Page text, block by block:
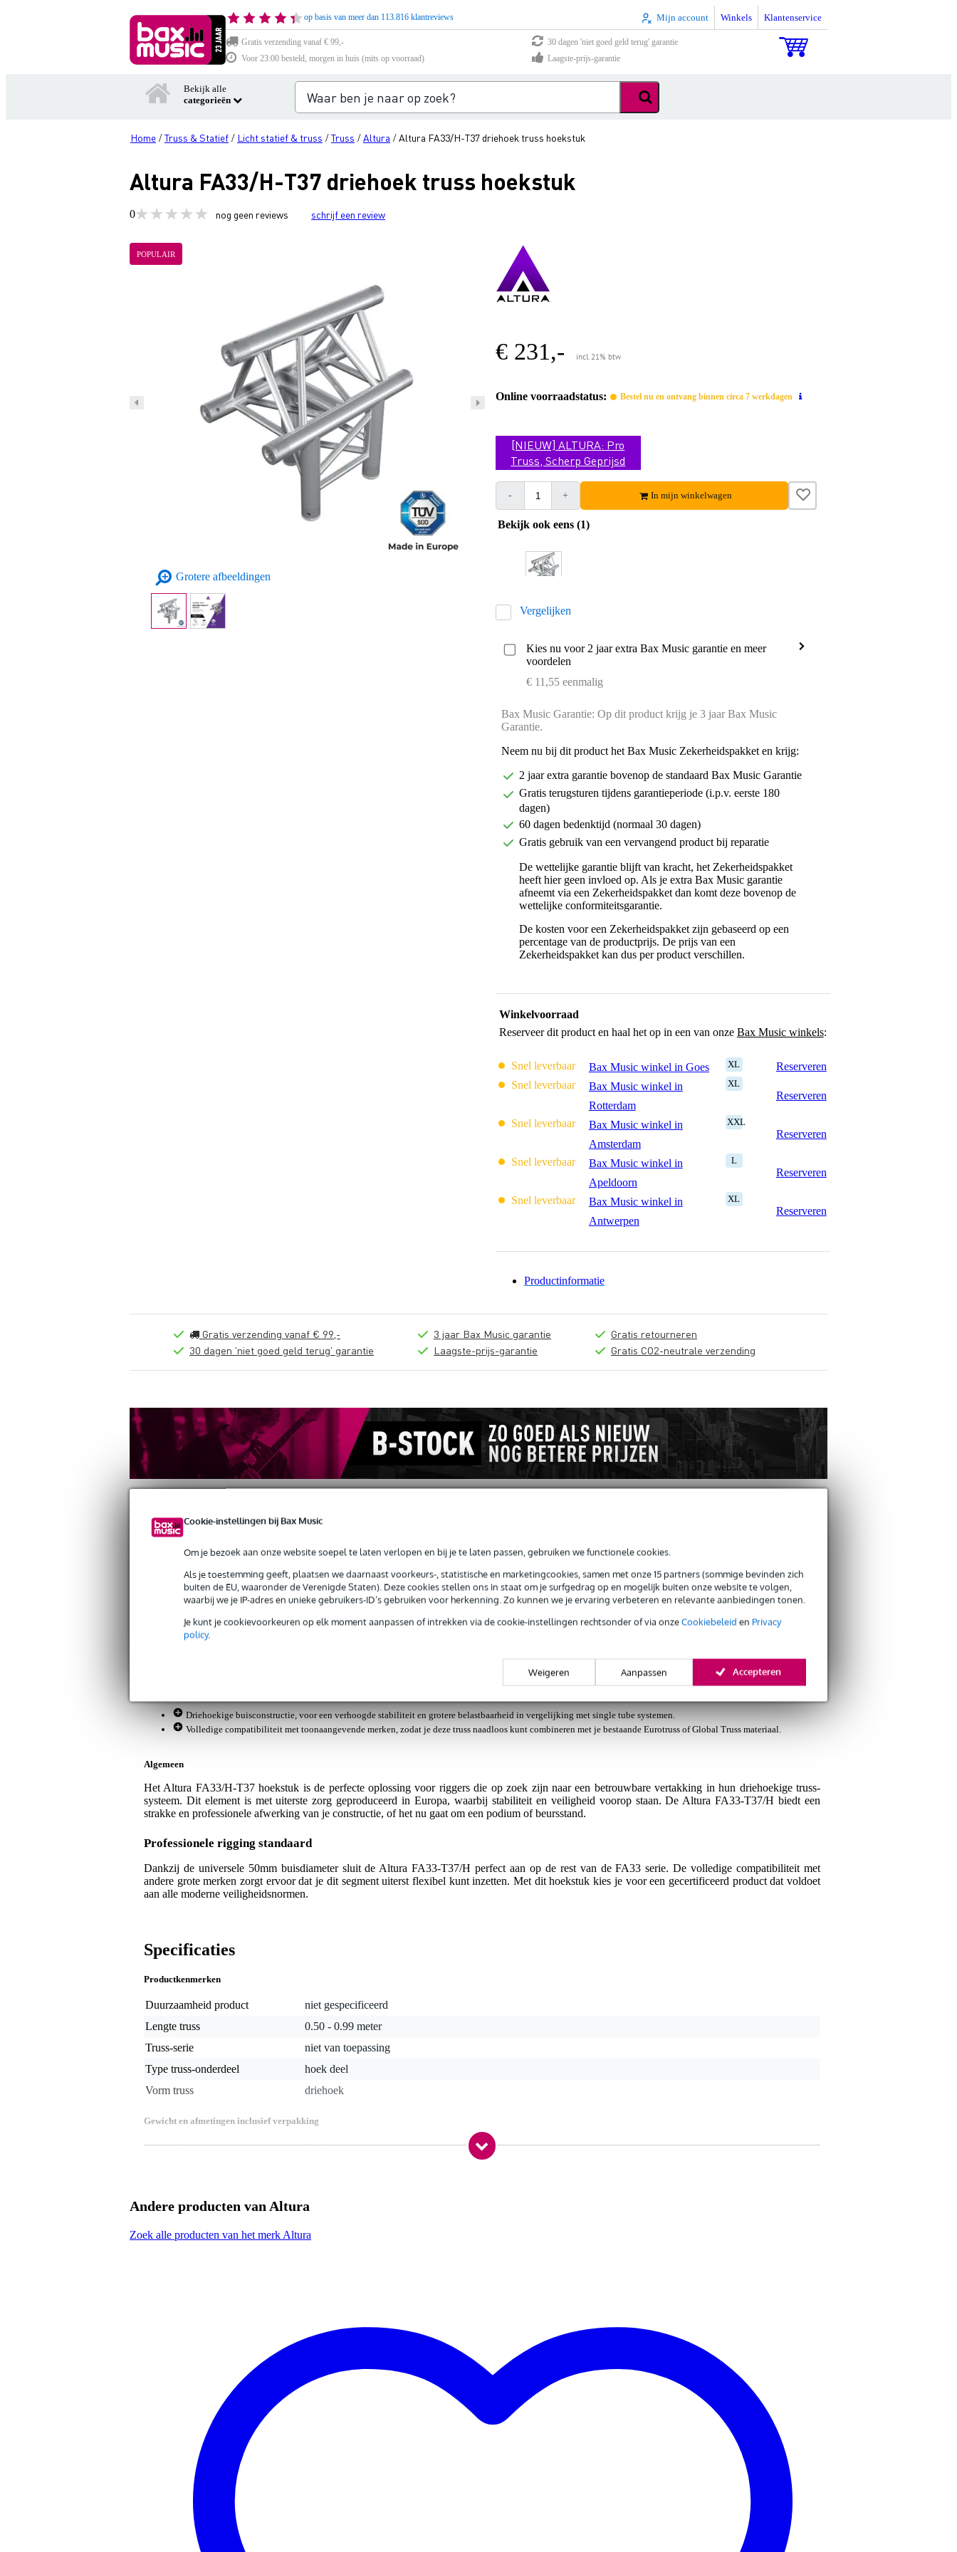
Cookie-instellingen bij Bax Music
Om je bezoek aan onze website soepel te laten verlopen en bij je te laten passen, gebruiken we functionele cookies.
Als je toestemming geeft, plaatsen we daarnaast voorkeurs-, statistische en marketingcookies, samen met onze 15 partners (sommige bevinden zich
buiten de EU, waaronder de Verenigde Staten). Deze cookies stellen ons in staat om je surfgedrag op en mogelijk buiten onze website te volgen,
waarbij we je IP-adres en unieke gebruikers-ID’s gebruiken voor herkenning. Zo kunnen we je ervaring verbeteren en relevante aanbiedingen tonen.
Je kunt je cookievoorkeuren op elk moment aanpassen of intrekken via de cookie-instellingen rechtsonder of via onzeCookiebeleid en Privacy
policy.
Weigeren Aanpassen Accepteren
op basis van meer dan 113.816 klantreviews Mijn account Winkels Klantenservice
Gratis verzending vanaf € 99,-
30 dagen 'niet goed geld terug' garantie
Voor 23:00 besteld, morgen in huis (mits op voorraad)
Laagste-prijs-garantie
Bekijk alle
categorieën
Home /Truss & Statief / Licht statief & truss /Truss /Altura /Altura FA33/H-T37 driehoek truss hoekstuk
Altura FA33/H-T37 driehoek truss hoekstuk
0 nog geen reviews schrijf een review
POPULAIR
Grotere afbeeldingen
€ 231,- incl. 21% btw
Online voorraadstatus: Bestel nu en ontvang binnen circa 7 werkdagen
[NIEUW] ALTURA: Pro
Truss, Scherp Geprijsd
- + In mijn winkelwagen
Bekijk ook eens (1)
Vergelijken
Kies nu voor 2 jaar extra Bax Music garantie en meer
voordelen
€ 11,55 eenmalig
Bax Music Garantie: Op dit product krijg je 3 jaar Bax Music
Garantie.
Neem nu bij dit product het Bax Music Zekerheidspakket en krijg:
2 jaar extra garantie bovenop de standaard Bax Music Garantie
Gratis terugsturen tijdens garantieperiode (i.p.v. eerste 180
dagen)
60 dagen bedenktijd (normaal 30 dagen)
Gratis gebruik van een vervangend product bij reparatie
De wettelijke garantie blijft van kracht, het Zekerheidspakket
heeft hier geen invloed op. Als je extra Bax Music garantie
afneemt via een Zekerheidspakket dan komt deze bovenop de
wettelijke conformiteitsgarantie.
De kosten voor een Zekerheidspakket zijn gebaseerd op een
percentage van de productprijs. De prijs van een
Zekerheidspakket kan dus per product verschillen.
Winkelvoorraad
Reserveer dit product en haal het op in een van onze Bax Music winkels:
Snel leverbaar Bax Music winkel in Goes XL
Reserveren
Snel leverbaar
Bax Music winkel in
Rotterdam
XL
Reserveren
Snel leverbaar
Bax Music winkel in
Amsterdam
XXL
Reserveren
Snel leverbaar
Bax Music winkel in
Apeldoorn
L
Reserveren
Snel leverbaar
Bax Music winkel in
Antwerpen
XL
Reserveren
Productinformatie
Gratis verzending vanaf € 99,-
30 dagen 'niet goed geld terug' garantie
3 jaar Bax Music garantie
Laagste-prijs-garantie
Gratis retourneren
Gratis CO2-neutrale verzending
Productinformatie Reviews(0) Downloads (2)
Altura FA33/H-T37 driehoek truss hoekstuk
9000-0154-4455
Driehoekige buisconstructie, voor een verhoogde stabiliteit en grotere belastbaarheid in vergelijking met single tube systemen.
Volledige compatibiliteit met toonaangevende merken, zodat je deze truss naadloos kunt combineren met je bestaande Eurotruss of Global Truss materiaal.
Algemeen
Het Altura FA33/H-T37 hoekstuk is de perfecte oplossing voor riggers die op zoek zijn naar een betrouwbare vertakking in hun driehoekige truss-
systeem. Dit element is met uiterste zorg geproduceerd in Europa, waarbij stabiliteit en veiligheid voorop staan. De Altura FA33-T37/H biedt een
strakke en professionele afwerking van je constructie, of het nu gaat om een podium of beursstand.
Professionele rigging standaard
Dankzij de universele 50mm buisdiameter sluit de Altura FA33-T37/H perfect aan op de rest van de FA33 serie. De volledige compatibiliteit met
andere grote merken zorgt ervoor dat je dit segment uiterst flexibel kunt inzetten. Met dit hoekstuk kies je voor een gecertificeerd product dat voldoet
aan alle moderne veiligheidsnormen.
Specificaties
Productkenmerken
Duurzaamheid product
niet gespecificeerd
Lengte truss
0.50 - 0.99 meter
Truss-serie
niet van toepassing
Type truss-onderdeel
hoek deel
Vorm truss
driehoek
Gewicht en afmetingen inclusief verpakking
Gewicht(incl. verpakking)
6,7 kg
gefabriceerd door een fabrikant met meer dan 20 jaar ervaring
Andere producten van Altura
Zoek alle producten van het merk Altura